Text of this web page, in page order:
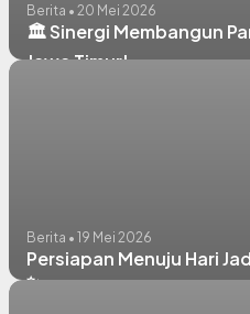
Berita • 20 Mei 2026
🏛️ Sinergi Membangun
Jawa Timur!
Berita • 19 Mei 2026
Persiapan Menuju Hari
✨